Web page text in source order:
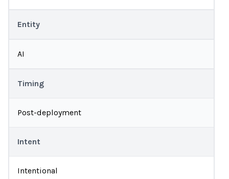
Entity
AI
Timing
Post-deployment
Intent
Intentional